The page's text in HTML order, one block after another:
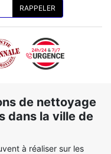
de nettoyage
dans la ville de
à réaliser sur les